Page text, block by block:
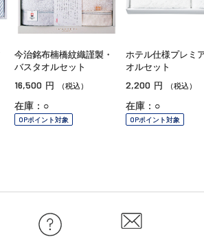
今治銘布楠橋紋織謹製・
バスタオルセット
16,500 円 （税込）
在庫：○
OPポイント対象
ホテル仕様プレミ
オルセット
2,200 円 （税込）
在庫：○
OPポイント対象